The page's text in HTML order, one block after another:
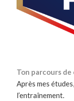
Ton parcours de
Après mes
l’entraînement.